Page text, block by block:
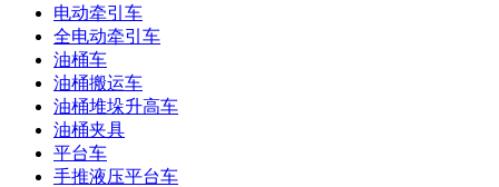
电动牵引车
全电动牵引车
油桶车
油桶搬运车
油桶堆垛升高车
油桶夹具
平台车
手推液压平台车